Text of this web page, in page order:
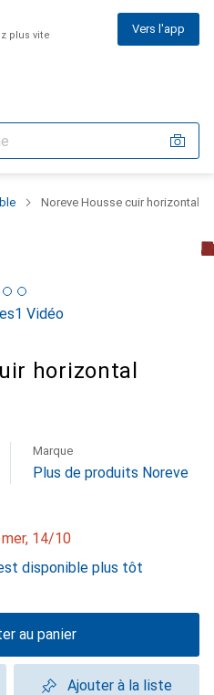
plus vite Vers l'app
Noreve Housse cuir horizontal
1 Vidéo
horizontal
Marque
Plus de produits Noreve
14/10
disponible plus tôt
au panier
Ajouter à la liste